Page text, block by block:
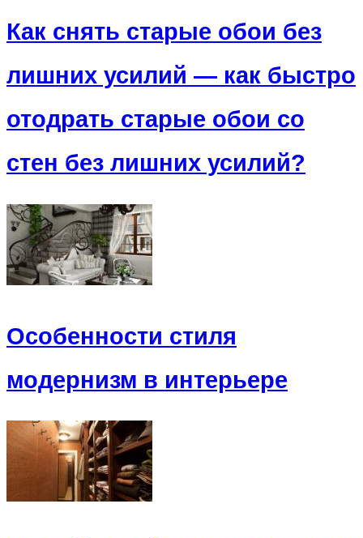
Как снять старые обои без
лишних усилий — как быстро
отодрать старые обои со
стен без лишних усилий?
Особенности стиля
модернизм в интерьере